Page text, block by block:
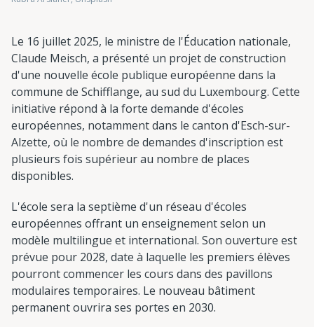
Le 16 juillet 2025, le ministre de l'Éducation nationale,
Claude Meisch, a présenté un projet de construction
d'une nouvelle école publique européenne dans la
commune de Schifflange, au sud du Luxembourg. Cette
initiative répond à la forte demande d'écoles
européennes, notamment dans le canton d'Esch-sur-
Alzette, où le nombre de demandes d'inscription est
plusieurs fois supérieur au nombre de places
disponibles.
L'école sera la septième d'un réseau d'écoles
européennes offrant un enseignement selon un
modèle multilingue et international. Son ouverture est
prévue pour 2028, date à laquelle les premiers élèves
pourront commencer les cours dans des pavillons
modulaires temporaires. Le nouveau bâtiment
permanent ouvrira ses portes en 2030.